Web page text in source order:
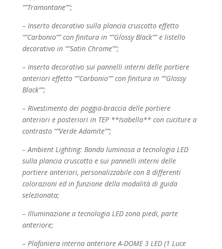
“”Tramontane””;
– Inserto decorativo sulla plancia cruscotto effetto
“”Carbonio”” con finitura in “”Glossy Black”” elistello
decorativo in “”Satin Chrome””;
– Inserto decorativo sui pannelli interni delle portiere
anteriori effetto “”Carbonio”” con finitura in“”Glossy
Black””;
– Rivestimento dei poggia-braccia delle portiere
anteriori e posteriori in TEP **Isabella** concuciture a
contrasto “”Verde Adamite””;
– Ambient Lighting: Banda luminosa a tecnologia LED
sulla plancia cruscotto e sui pannelli internidelle
portiere anteriori, personalizzabile con 8 differenti
colorazioni ed in funzione della modalitàdi guida
selezionata;
– Illuminazione a tecnologia LED zona piedi, parte
anteriore;
– Plafoniera interna anteriore A-DOME 3 LED (1 Luce